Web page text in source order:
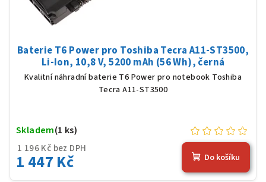
Baterie T6 Power pro Toshiba Tecra A11-ST3500,
Li-Ion, 10,8 V, 5200 mAh (56 Wh), černá
Kvalitní náhradní baterie T6 Power pro notebook Toshiba
Tecra A11-ST3500
1 196 Kč bez DPH
1 447 Kč
Skladem(1 ks)
Do košíku